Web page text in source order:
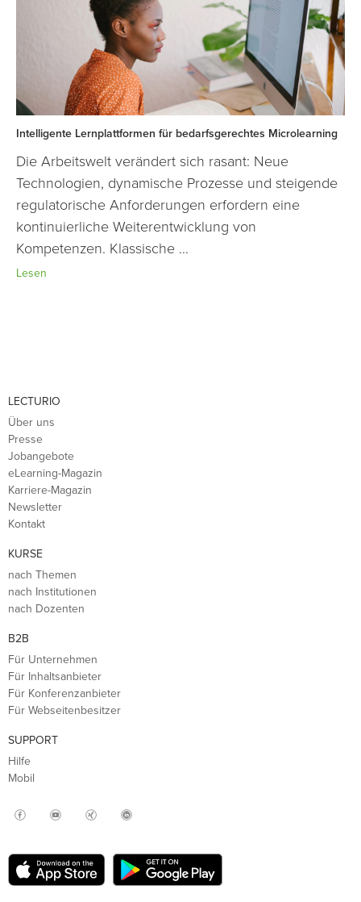
Intelligente Lernplattformen für bedarfsgerechtes Microlearning
Die Arbeitswelt verändert sich rasant: Neue
Technologien, dynamische Prozesse und steigende
regulatorische Anforderungen erfordern eine
kontinuierliche Weiterentwicklung von
Kompetenzen. Klassische ...
Lesen
LECTURIO
Über uns
Presse
Jobangebote
eLearning-Magazin
Karriere-Magazin
Newsletter
Kontakt
KURSE
nach Themen
nach Institutionen
nach Dozenten
B2B
Für Unternehmen
Für Inhaltsanbieter
Für Konferenzanbieter
Für Webseitenbesitzer
SUPPORT
Hilfe
Mobil